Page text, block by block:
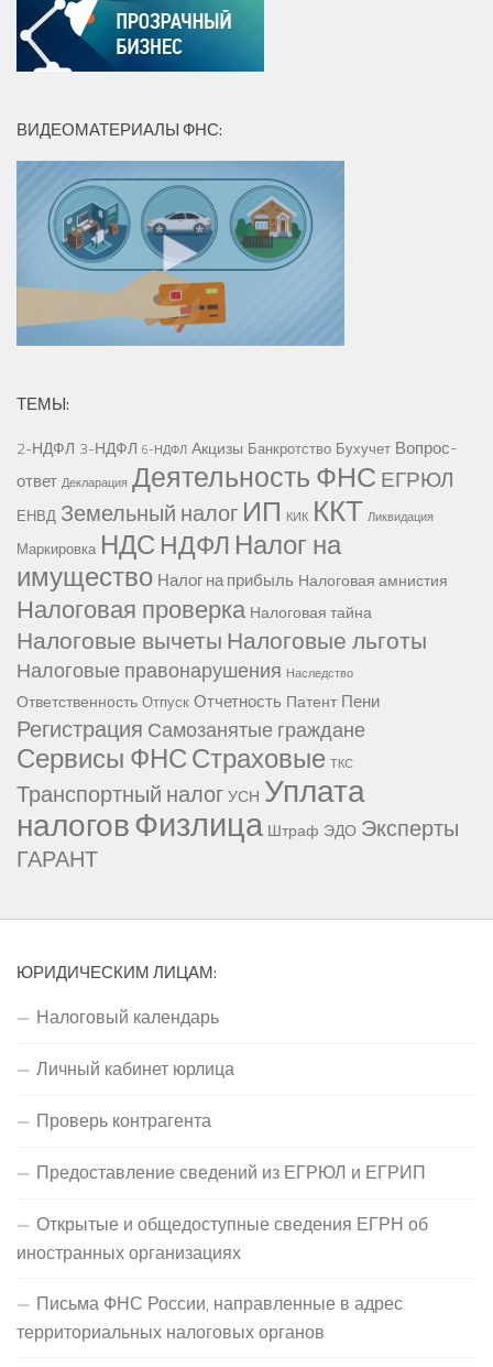
ВИДЕОМАТЕРИАЛЫ ФНС:
ТЕМЫ:
2-НДФЛ 3-НДФЛ 6-НДФЛ Акцизы Банкротство Бухучет Вопрос-
ответ Декларация Деятельность ФНС ЕГРЮЛ
ЕНВД Земельный налог ИП КИК ККТ Ликвидация
Маркировка НДС НДФЛ Налог на
имущество Налог на прибыль Налоговая амнистия
Налоговая проверка Налоговая тайна
Налоговые вычетыНалоговые льготы
Налоговые правонарушения Наследство
Ответственность Отпуск Отчетность Патент Пени
Регистрация Самозанятые граждане
Сервисы ФНССтраховые ТКС
Транспортный налогУСН Уплата
налоговФизлица Штраф ЭДО Эксперты
ГАРАНТ
ЮРИДИЧЕСКИМ ЛИЦАМ:
Налоговый календарь
Личный кабинет юрлица
Проверь контрагента
Предоставление сведений из ЕГРЮЛ и ЕГРИП
Открытые и общедоступные сведения ЕГРН об
иностранных организациях
Письма ФНС России, направленные в адрес
территориальных налоговых органов